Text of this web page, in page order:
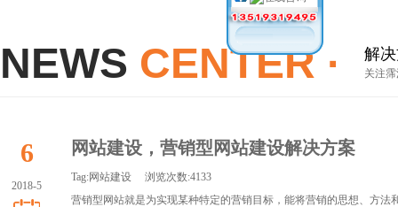
NEWS CENTER · 解
关注
6
2018-5
网站建设，营销型网站建设解决方案
Tag:网站建设 浏览次数:4133
营销型网站就是为实现某种特定的营销目标，能将营销的思想、方法